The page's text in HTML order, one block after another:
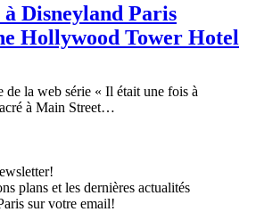
Disneyland Paris
Hollywood Tower Hotel
de la web série « Il était une fois à
à Main Street…
plans et les dernières actualités
sur votre email!